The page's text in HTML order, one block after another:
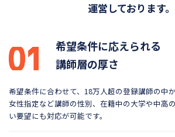
運営しております。
希望条件に応えられる
講師層の厚さ
希望条件に合わせて、18万人超の登録講師の中
女性指定など講師の性別、在籍中の大学や中高
い要望にも対応が可能です。